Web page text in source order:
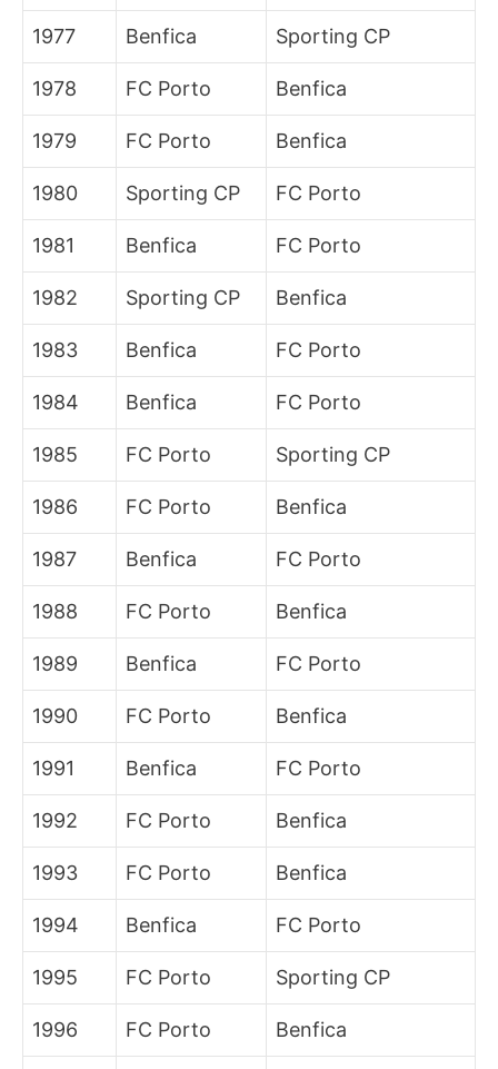
1977 Benfica Sporting CP
1978 FC Porto Benfica
1979 FC Porto Benfica
1980 Sporting CP FC Porto
1981 Benfica FC Porto
1982 Sporting CP Benfica
1983 Benfica FC Porto
1984 Benfica FC Porto
1985 FC Porto Sporting CP
1986 FC Porto Benfica
1987 Benfica FC Porto
1988 FC Porto Benfica
1989 Benfica FC Porto
1990 FC Porto Benfica
1991 Benfica FC Porto
1992 FC Porto Benfica
1993 FC Porto Benfica
1994 Benfica FC Porto
1995 FC Porto Sporting CP
1996 FC Porto Benfica